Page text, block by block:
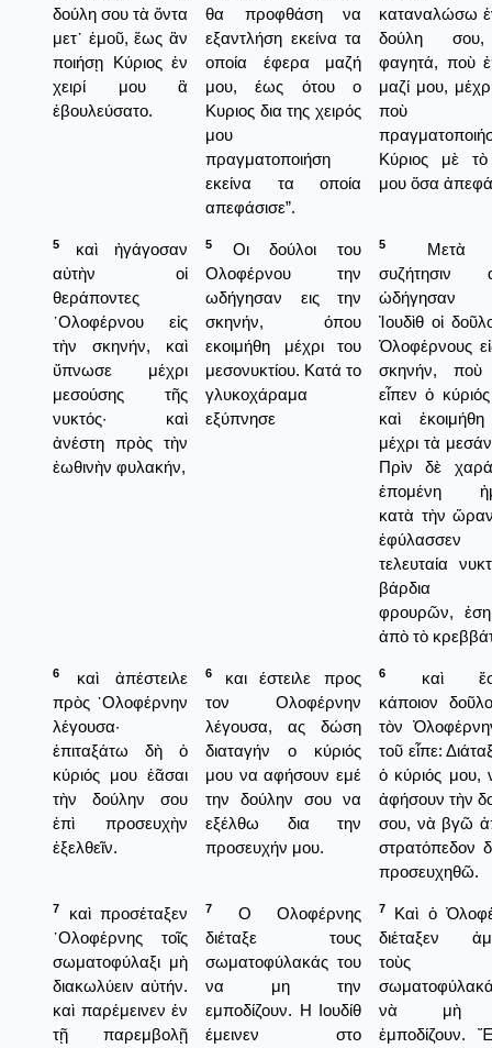
δούλη σου τὰ ὄντα
μετ᾿ ἐμοῦ, ἕως ἂν
ποιήσῃ Κύριος ἐν
χειρί μου ἃ
ἐβουλεύσατο.
θα προφθάση να
εξαντλήση εκείνα τα
οποία έφερα μαζή
μου, έως ότου ο
Κυριος δια της χειρός
μου
πραγματοποιήση
εκείνα τα οποία
απεφάσισε”.
καταναλώσω
δούλη
φαγητά, ποὺ
μαζί μου,
ποὺ
Κύριος μὲ τὸ
μου ὅσα
5
καὶ ἠγάγοσαν
αὐτὴν οἱ
θεράποντες
᾿Ολοφέρνου εἰς
τὴν σκηνήν, καὶ
ὕπνωσε μέχρι
μεσούσης τῆς
νυκτός· καὶ
ἀνέστη πρὸς τὴν
ἑωθινὴν φυλακήν,
5
Οι δούλοι του
Ολοφέρνου την
ωδήγησαν εις την
σκηνήν, όπου
εκοιμήθη μέχρι του
μεσονυκτίου. Κατά το
γλυκοχάραμα
εξύπνησε
5
Μετὰ
συζήτησιν
ὠδήγησαν
Ἰουδὶθ οἱ
Ὀλοφέρνους
σκηνήν, ποὺ
εἶπεν ὁ
καὶ ἐκοιμήθη
μέχρι τὰ
Πρὶν δὲ
ἑπομένη
κατὰ τὴν
τελευταία
βάρδια
φρουρῶν,
ἀπὸ τὸ
6
καὶ ἀπέστειλε
πρὸς ᾿Ολοφέρνην
λέγουσα·
ἐπιταξάτω δὴ ὁ
κύριός μου ἐᾶσαι
τὴν δούλην σου
ἐπὶ προσευχὴν
ἐξελθεῖν.
6
και έστειλε προς
τον Ολοφέρνην
λέγουσα, ας δώση
διαταγήν ο κύριός
μου να αφήσουν εμέ
την δούλην σου να
εξέλθω δια την
προσευχήν μου.
6
καὶ
κάποιον
τὸν
τοῦ εἶπε:
ὁ κύριός μου,
ἀφήσουν τὴν
σου, νὰ βγῶ
στρατόπεδον
προσευχηθῶ.
7
καὶ προσέταξεν
᾿Ολοφέρνης τοῖς
σωματοφύλαξι μὴ
διακωλύειν αὐτήν.
καὶ παρέμεινεν ἐν
τῇ παρεμβολῇ
7
Ο Ολοφέρνης
διέταξε τους
σωματοφύλακάς του
να μη την
εμποδίζουν. Η Ιουδίθ
έμεινεν στο
7
Καὶ ὁ
διέταξεν
τοὺς
νὰ μὴ
ἐμποδίζουν.